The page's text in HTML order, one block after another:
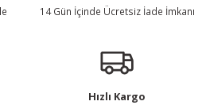
14 Gün İçinde Ücretsiz İade İmkanı
Hızlı Kargo